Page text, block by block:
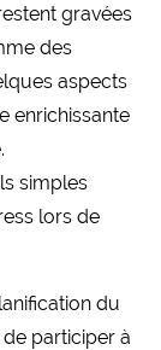
gravées
des
aspects
enrichissante
simples
lors de
du
participer à